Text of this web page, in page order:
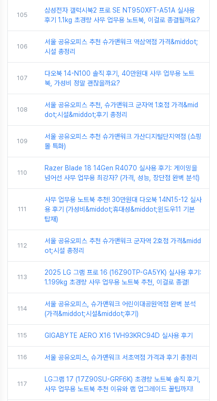
105
삼성전자 갤럭시북2 프로 SE NT950XFT-A51A 실사용
후기 1.1kg 초경량 사무 업무용 노트북, 이걸로 종결될까요?
106
서울 공유오피스 추천 슈가맨워크 역삼역점 가격&middot;
시설 총정리
107
다오북 14-N100 솔직 후기, 40만원대 사무 업무용 노트
북, 가성비 정말 괜찮을까요?
108
서울 공유오피스 추천, 슈가맨워크 군자역 1호점 가격&mid
dot;시설&middot;후기 총정리
109
서울 공유오피스 추천 슈가맨워크 가산디지털단지역점 (쇼핑
몰 특화)
110
Razer Blade 18 14Gen R4070 실사용 후기: 게이밍을
넘어선 사무 업무용 최강자? (가격, 성능, 장단점 완벽 분석)
111
사무 업무용 노트북 추천! 30만원대 다오북 14N15-12 실사
용 후기 (가성비&middot;휴대성&middot;윈도우11 기본
탑재)
112
서울 공유오피스 추천 슈가맨워크 군자역 2호점 가격&midd
ot;시설 총정리
113
2025 LG 그램 프로 16 (16Z90TP-GA5YK) 실사용 후기:
1.199kg 초경량 사무 업무용 노트북 추천, 이걸로 종결!
114
서울 공유오피스, 슈가맨워크 어린이대공원역점 완벽 분석
(가격&middot;시설&middot;후기)
115 GIGABYTE AERO X16 1VH93KRC94D 실사용 후기
116 서울 공유오피스, 슈가맨워크 서초역점 가격과 후기 총정리
117
LG그램 17 (17Z90SU-GRF6K) 초경량 노트북 솔직 후기,
사무 업무용 노트북 추천 이유와 램 업그레이드 꿀팁까지!